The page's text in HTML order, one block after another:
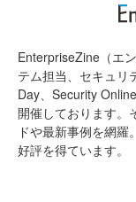
EnterpriseZine（エ
テム担当、セキュリ
Day、Security
開催しております。
ドや最新事例を網羅
好評を得ています。